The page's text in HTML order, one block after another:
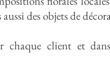
des objets de
chaque client et